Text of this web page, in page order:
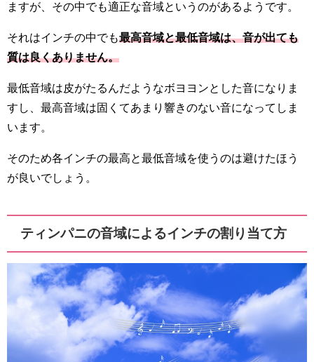
ますが、その中でも適正な音域というのがあるようです。
それはインチの中でも最高音域と最低音域は、音が出ても
質は良くありません。
最低音域は皮がたるんだようなボヨヨンとした音になりま
すし、最高音域は固くてあまり響きのない音になってしま
います。
そのため各インチの最高と最低音域を使うのは避けたほう
が良いでしょう。
ティンパニの音域によるインチの割り当て方